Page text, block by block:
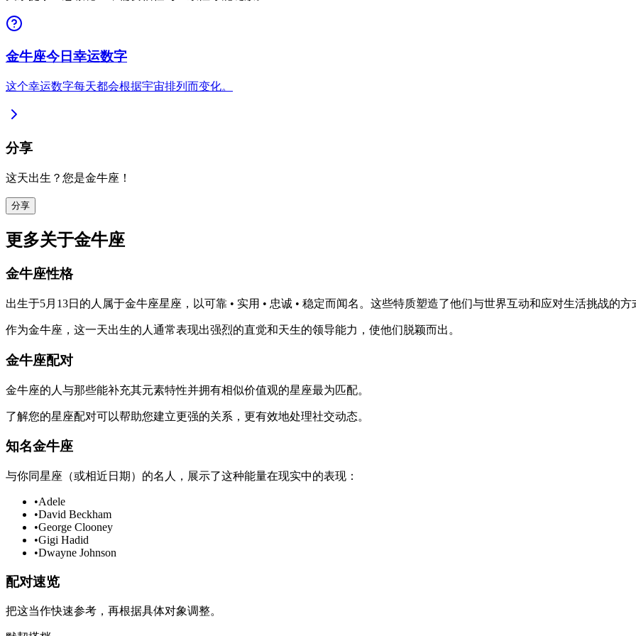
金牛座今日幸运数字
这个幸运数字每天都会根据宇宙排列而变化。
分享
这天出生？您是金牛座！
分享
更多关于金牛座
金牛座性格
出生于5月13日的人属于金牛座星座，以可靠 • 实用 • 忠诚 • 稳定而闻名。这些特质塑造了他们与世界互动和应对生活挑战的方
作为金牛座，这一天出生的人通常表现出强烈的直觉和天生的领导能力，使他们脱颖而出。
金牛座配对
金牛座的人与那些能补充其元素特性并拥有相似价值观的星座最为匹配。
了解您的星座配对可以帮助您建立更强的关系，更有效地处理社交动态。
知名金牛座
与你同星座（或相近日期）的名人，展示了这种能量在现实中的表现：
•Adele
•David Beckham
•George Clooney
•Gigi Hadid
•Dwayne Johnson
配对速览
把这当作快速参考，再根据具体对象调整。